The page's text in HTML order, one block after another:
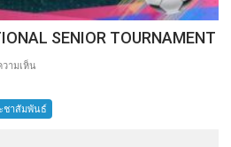
SENIOR TOURNAMENT
ามเห็น
INTERNATIONAL
SENIOR
ชาสัมพันธ์